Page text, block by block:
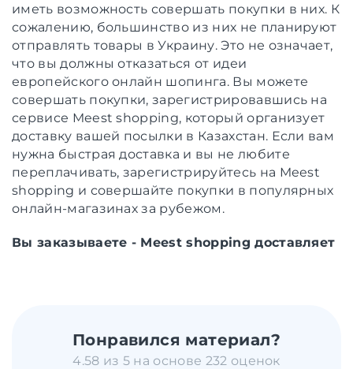
иметь возможность совершать покупки в них. К
сожалению, большинство из них не планируют
отправлять товары в Украину. Это не означает,
что вы должны отказаться от идеи
европейского онлайн шопинга. Вы можете
совершать покупки, зарегистрировавшись на
сервисе Meest shopping, который организует
доставку вашей посылки в Казахстан. Если вам
нужна быстрая доставка и вы не любите
переплачивать, зарегистрируйтесь на Meest
shopping и совершайте покупки в популярных
онлайн-магазинах за рубежом.
Вы заказываете - Meest shopping доставляет
Понравился материал?
4.58 из 5 на основе 232 оценок